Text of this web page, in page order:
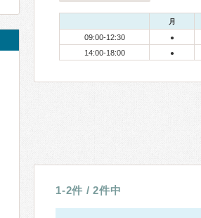
月
09:00-12:30 ●
14:00-18:00 ●
1-2件 / 2件中